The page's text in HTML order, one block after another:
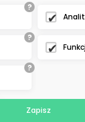
?
?
?
Zapisz